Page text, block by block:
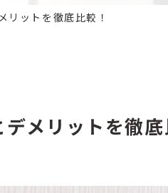
リットを徹底比較！
メリットを徹底